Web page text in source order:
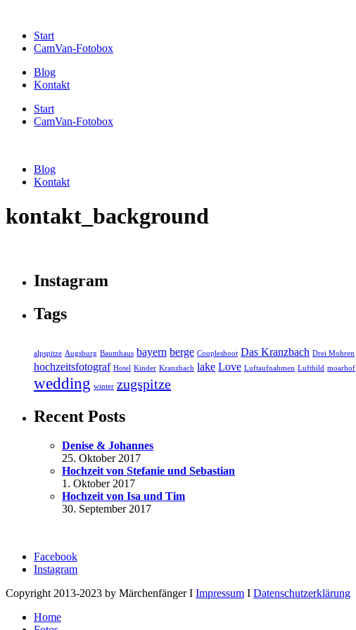
Start
CamVan-Fotobox
Blog
Kontakt
Start
CamVan-Fotobox
Blog
Kontakt
kontakt_background
Instagram
Tags
alpspitze Augsburg Baumhaus bayern berge Coupleshoot Das Kranzbach Drei Mohren
hochzeitsfotograf Hotel Kinder Kranzbach lake Love Luftaufnahmen Luftbild moarhof
wedding winter zugspitze
Recent Posts
Denise & Johannes
25. Oktober 2017
Hochzeit von Stefanie und Sebastian
1. Oktober 2017
Hochzeit von Isa und Tim
30. September 2017
Facebook
Instagram
Copyright 2013-2023 by Märchenfänger I Impressum I Datenschutzerklärung
Home